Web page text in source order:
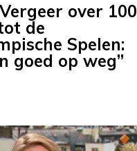
over 100
de
Spelen:
goed op weg”